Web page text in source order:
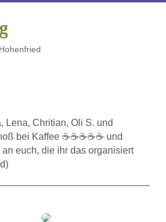
Hohenfried
Lena, Chritian, Oli S. und
bei Kaffee ☕☕☕☕☕ und
euch, die ihr das organisiert